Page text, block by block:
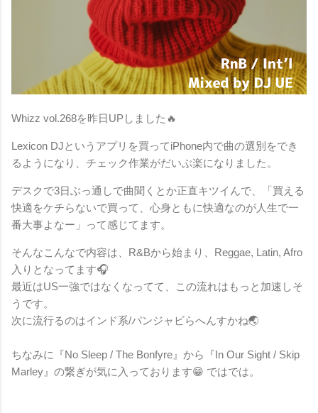
Whizz vol.268を昨日UPしました🔥
Lexicon DJというアプリを買ってiPhone内で曲の選別をでき
るようになり、チェック作業がだいぶ楽になりました。
デスクで3日ぶっ通しで曲聞くとか正直キツイんで、「買える
快適をケチらないで買って、心身ともに快適なのが人生で一
番大事よなー」って感じてます。
そんなこんなで内容は、R&Bから始まり、Reggae, Latin, Afro
入りとなってます🎧
最近はUS一強ではなくなってて、この流れはもっと加速しそ
うです。
次に流行るのはインド系/パンジャビらへんすかね🌏
ちなみに『No Sleep / The Bonfyre』から『In Our Sight / Skip
Marley』の繋ぎが気に入っております😁 ではでは。